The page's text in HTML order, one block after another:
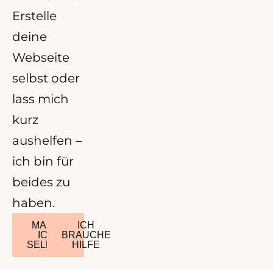
Erstelle
deine
Webseite
selbst oder
lass mich
kurz
aushelfen –
ich bin für
beides zu
haben.
MACH
ICH
SELBST
ICH
BRAUCHE
HILFE